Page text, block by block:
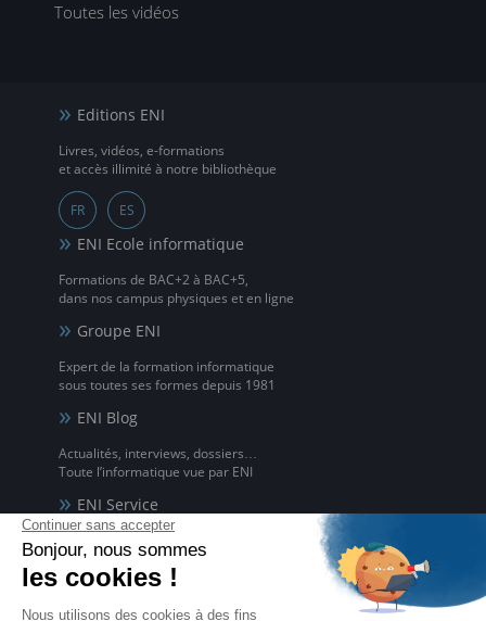
Toutes les vidéos
Editions ENI
Livres, vidéos, e-formations
et accès illimité à notre bibliothèque
FR ES
ENI Ecole informatique
Formations de BAC+2 à BAC+5,
dans nos campus physiques et en ligne
Groupe ENI
Expert de la formation informatique
sous toutes ses formes depuis 1981
ENI Blog
Actualités, interviews, dossiers…
Toute l’informatique vue par ENI
ENI Service
Formations avec formateur à l'informatique,
à distance ou en présentiel
ENI elearning